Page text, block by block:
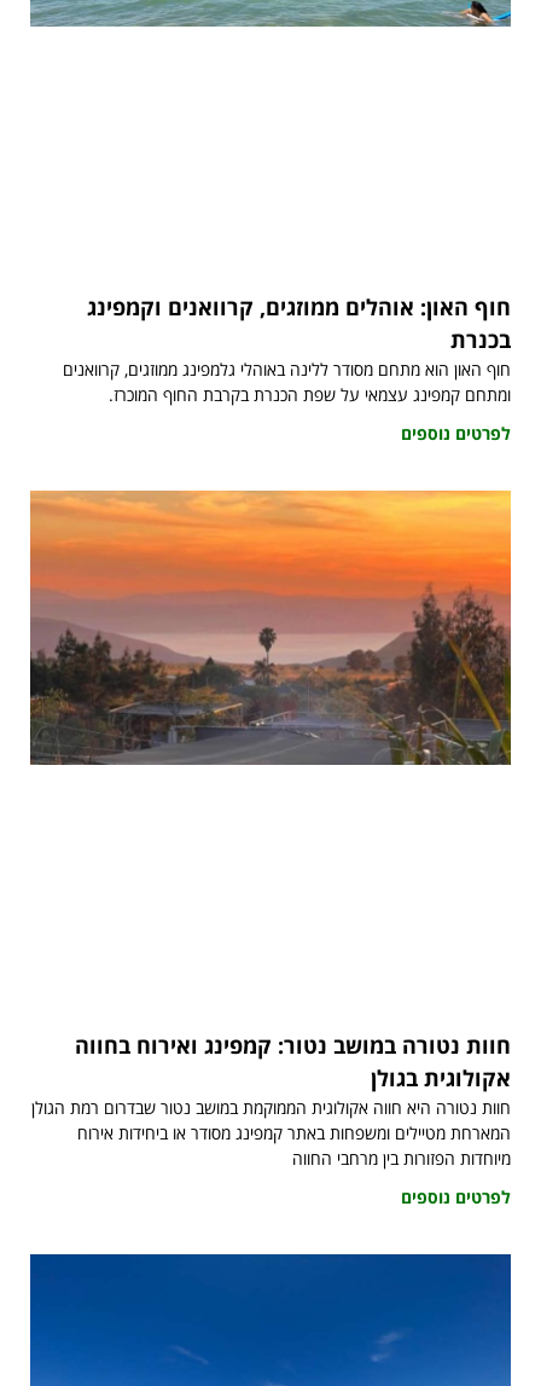
חוף האון: אוהלים ממוזגים, קרוואנים וקמפינג
בכנרת
חוף האון הוא מתחם מסודר ללינה באוהלי גלמפינג ממוזגים, קרוואנים
ומתחם קמפינג עצמאי על שפת הכנרת בקרבת החוף המוכרז.
לפרטים נוספים
חוות נטורה במושב נטור: קמפינג ואירוח בחווה
אקולוגית בגולן
חוות נטורה היא חווה אקולוגית הממוקמת במושב נטור שבדרום רמת הגולן
המארחת מטיילים ומשפחות באתר קמפינג מסודר או ביחידות אירוח
מיוחדות הפזורות בין מרחבי החווה
לפרטים נוספים